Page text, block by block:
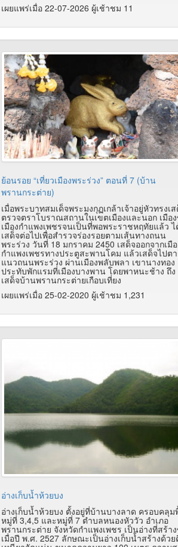
เผยแพร่เมื่อ 22-07-2026 ผู้เช้าชม 11
ย้อนรอย “เที่ยวเมืองพระร่วง” ตอนที่ 7 (บ้าน
พรานกระต่าย)
เมื่อพระบาทสมเด็จพระมงกุฏเกล้าเจ้าอยู่หัวทรงเ
ตรวจตราโบราณสถานในเขตเมืองและนอก เมือ
เมืองกำแพงเพชรจนเป็นที่พอพระราชหฤทัยแล้ว ไ
เสด็จต่อไปเพื่อสำรวจร่องรอยตามเส้นทางถนน
พระร่วง วันที่ 18 มกราคม 2450 เสด็จออกจากเมื
กำแพงเพชรทางประตูสะพานโคม แล้วเสด็จไปต
แนวถนนพระร่วง ผ่านเมืองพลับพลา เขานางทอง
ประทับพักแรมที่เมืองบางพาน โดยพาหนะช้าง ถึง
เสด็จบ้านพรานกระต่ายเกือบเที่ยง
เผยแพร่เมื่อ 25-02-2020 ผู้เช้าชม 1,231
อ่างเก็บน้ำห้วยบง
อ่างเก็บน้ำห้วยบง ตั้งอยู่ที่บ้านบางลาด ครอบคลุ
หมู่ที่ 3,4,5 และหมู่ที่ 7 ตำบลหนองหัววัว อำเภอ
พรานกระต่าย จังหวัดกำแพงเพชร เป็นอ่างที่สร้า
เมื่อปี พ.ศ. 2527 ลักษณะเป็นอ่างเก็บน้ำสร้างด้ว